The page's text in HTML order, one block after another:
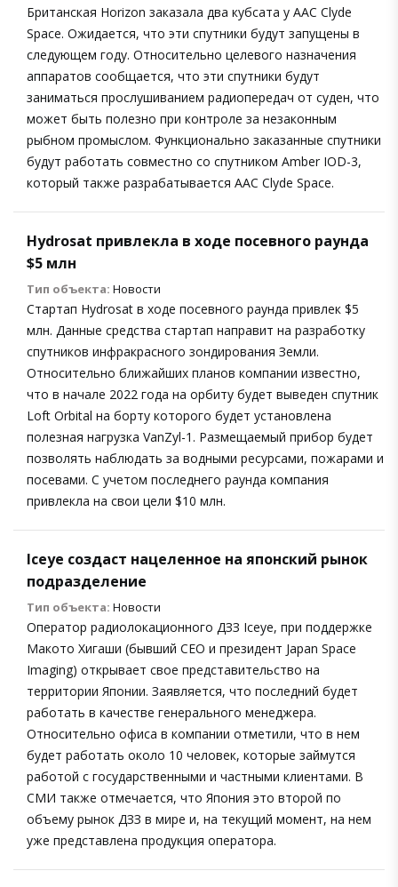
Британская Horizon заказала два кубсата у AAC Clyde
Space. Ожидается, что эти спутники будут запущены в
следующем году. Относительно целевого назначения
аппаратов сообщается, что эти спутники будут
заниматься прослушиванием радиопередач от суден, что
может быть полезно при контроле за незаконным
рыбном промыслом. Функционально заказанные спутники
будут работать совместно со спутником Amber IOD-3,
который также разрабатывается AAC Clyde Space.
Hydrosat привлекла в ходе посевного раунда
$5 млн
Тип объекта: Новости
Стартап Hydrosat в ходе посевного раунда привлек $5
млн. Данные средства стартап направит на разработку
спутников инфракрасного зондирования Земли.
Относительно ближайших планов компании известно,
что в начале 2022 года на орбиту будет выведен спутник
Loft Orbital на борту которого будет установлена
полезная нагрузка VanZyl-1. Размещаемый прибор будет
позволять наблюдать за водными ресурсами, пожарами и
посевами. С учетом последнего раунда компания
привлекла на свои цели $10 млн.
Iceye создаст нацеленное на японский рынок
подразделение
Тип объекта: Новости
Оператор радиолокационного ДЗЗ Iceye, при поддержке
Макото Хигаши (бывший СЕО и президент Japan Space
Imaging) открывает свое представительство на
территории Японии. Заявляется, что последний будет
работать в качестве генерального менеджера.
Относительно офиса в компании отметили, что в нем
будет работать около 10 человек, которые займутся
работой с государственными и частными клиентами. В
СМИ также отмечается, что Япония это второй по
объему рынок ДЗЗ в мире и, на текущий момент, на нем
уже представлена продукция оператора.